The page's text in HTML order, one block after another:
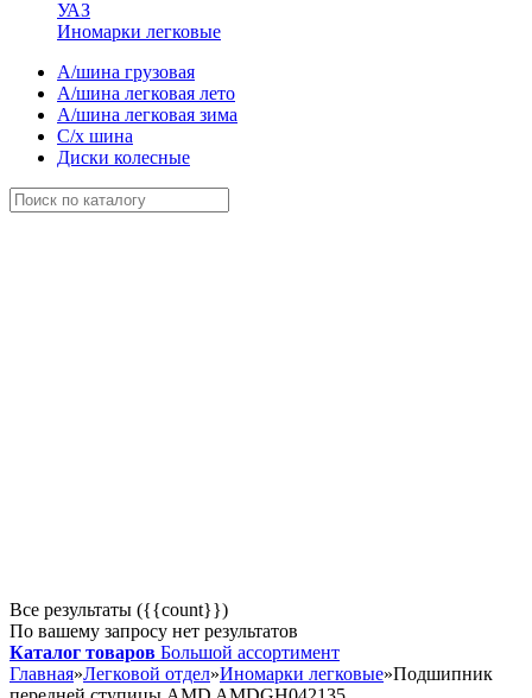
УАЗ
Иномарки легковые
А/шина грузовая
А/шина легковая лето
А/шина легковая зима
С/х шина
Диски колесные
Все результаты ({{count}})
По вашему запросу нет результатов
Каталог товаров Большой ассортимент
Главная»Легковой отдел»Иномарки легковые»Подшипник